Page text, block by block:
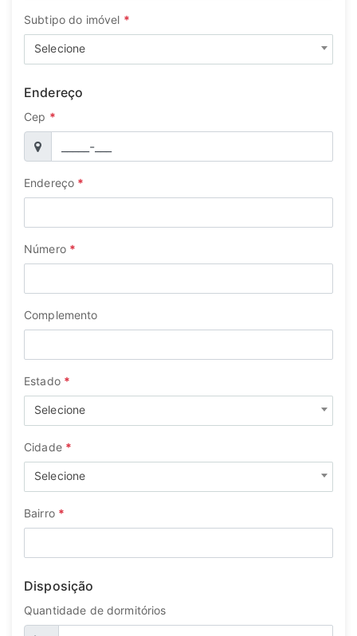
Subtipo do imóvel *
Selecione
Endereço
Cep *
Endereço *
Número *
Complemento
Estado *
Selecione
Cidade *
Selecione
Bairro *
Disposição
Quantidade de dormitórios